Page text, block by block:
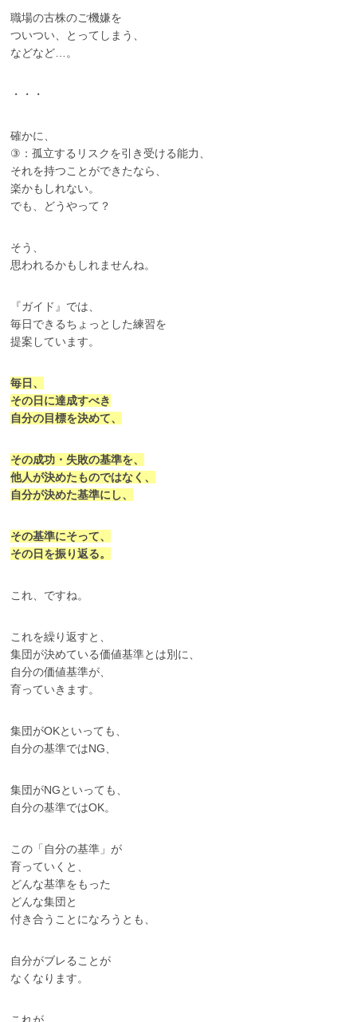
職場の古株のご機嫌を
ついつい、とってしまう、
などなど…。
・・・
確かに、
③：孤立するリスクを引き受ける能力、
それを持つことができたなら、
楽かもしれない。
でも、どうやって？
そう、
思われるかもしれませんね。
『ガイド』では、
毎日できるちょっとした練習を
提案しています。
毎日、
その日に達成すべき
自分の目標を決めて、
その成功・失敗の基準を、
他人が決めたものではなく、
自分が決めた基準にし、
その基準にそって、
その日を振り返る。
これ、ですね。
これを繰り返すと、
集団が決めている価値基準とは別に、
自分の価値基準が、
育っていきます。
集団がOKといっても、
自分の基準ではNG、
集団がNGといっても、
自分の基準ではOK。
この「自分の基準」が
育っていくと、
どんな基準をもった
どんな集団と
付き合うことになろうとも、
自分がブレることが
なくなります。